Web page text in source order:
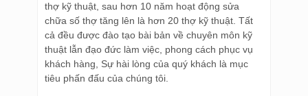
thợ kỹ thuật, sau hơn 10 năm hoạt động sửa
chữa số thợ tăng lên là hơn 20 thợ kỹ thuật. Tất
cả đều được đào tạo bài bản về chuyên môn kỹ
thuật lẫn đạo đức làm việc, phong cách phục vụ
khách hàng, Sự hài lòng của quý khách là mục
tiêu phấn đấu của chúng tôi.